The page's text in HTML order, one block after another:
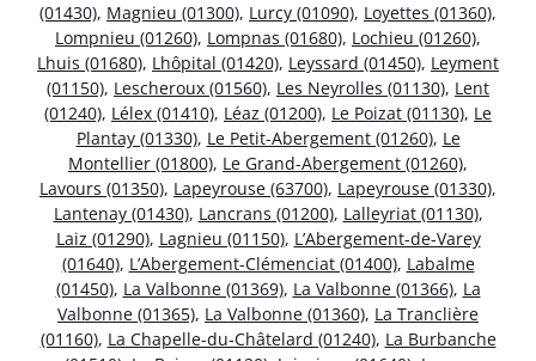
(01430), Magnieu (01300), Lurcy (01090), Loyettes (01360),
Lompnieu (01260), Lompnas (01680), Lochieu (01260),
Lhuis (01680), Lhôpital (01420), Leyssard (01450), Leyment
(01150), Lescheroux (01560), Les Neyrolles (01130), Lent
(01240), Lélex (01410), Léaz (01200), Le Poizat (01130), Le
Plantay (01330), Le Petit-Abergement (01260), Le
Montellier (01800), Le Grand-Abergement (01260),
Lavours (01350), Lapeyrouse (63700), Lapeyrouse (01330),
Lantenay (01430), Lancrans (01200), Lalleyriat (01130),
Laiz (01290), Lagnieu (01150), L’Abergement-de-Varey
(01640), L’Abergement-Clémenciat (01400), Labalme
(01450), La Valbonne (01369), La Valbonne (01366), La
Valbonne (01365), La Valbonne (01360), La Tranclière
(01160), La Chapelle-du-Châtelard (01240), La Burbanche